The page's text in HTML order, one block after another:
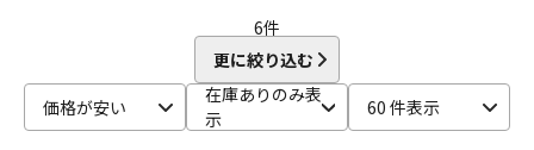
DTM
6件
更に絞り込む
価格が安い
在庫ありのみ表
示
60 件表示